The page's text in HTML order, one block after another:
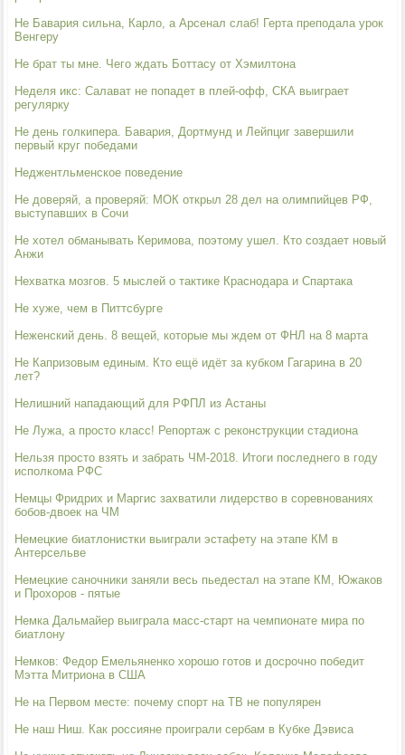
Не Бавария сильна, Карло, а Арсенал слаб! Герта преподала урок
Венгеру
Не брат ты мне. Чего ждать Боттасу от Хэмилтона
Неделя икс: Салават не попадет в плей-офф, СКА выиграет
регулярку
Не день голкипера. Бавария, Дортмунд и Лейпциг завершили
первый круг победами
Неджентльменское поведение
Не доверяй, а проверяй: МОК открыл 28 дел на олимпийцев РФ,
выступавших в Сочи
Не хотел обманывать Керимова, поэтому ушел. Кто создает новый
Анжи
Нехватка мозгов. 5 мыслей о тактике Краснодара и Спартака
Не хуже, чем в Питтсбурге
Неженский день. 8 вещей, которые мы ждем от ФНЛ на 8 марта
Не Капризовым единым. Кто ещё идёт за кубком Гагарина в 20
лет?
Нелишний нападающий для РФПЛ из Астаны
Не Лужа, а просто класс! Репортаж с реконструкции стадиона
Нельзя просто взять и забрать ЧМ-2018. Итоги последнего в году
исполкома РФС
Немцы Фридрих и Маргис захватили лидерство в соревнованиях
бобов-двоек на ЧМ
Немецкие биатлонистки выиграли эстафету на этапе КМ в
Антерсельве
Немецкие саночники заняли весь пьедестал на этапе КМ, Южаков
и Прохоров - пятые
Немка Дальмайер выиграла масс-старт на чемпионате мира по
биатлону
Немков: Федор Емельяненко хорошо готов и досрочно победит
Мэтта Митриона в США
Не на Первом месте: почему спорт на ТВ не популярен
Не наш Ниш. Как россияне проиграли сербам в Кубке Дэвиса